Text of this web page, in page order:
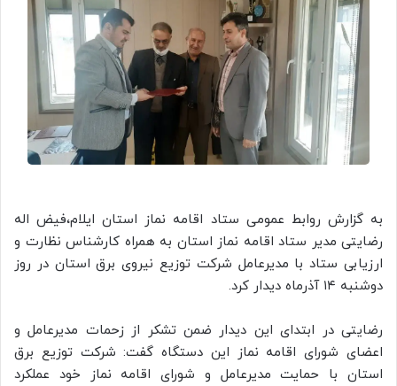
به گزارش روابط عمومی ستاد اقامه نماز استان ایلام،فیض اله
رضایتی مدیر ستاد اقامه نماز استان به همراه کارشناس نظارت و
ارزیابی ستاد با مدیرعامل شرکت توزیع نیروی برق استان در روز
دوشنبه ۱۴ آذرماه دیدار کرد.
رضایتی در ابتدای این دیدار ضمن تشکر از زحمات مدیرعامل و
اعضای شورای اقامه نماز این دستگاه گفت: شرکت توزیع برق
استان با حمایت مدیرعامل و شورای اقامه نماز خود عملکرد